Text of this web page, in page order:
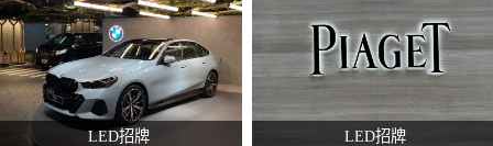
LED招牌 LED招牌